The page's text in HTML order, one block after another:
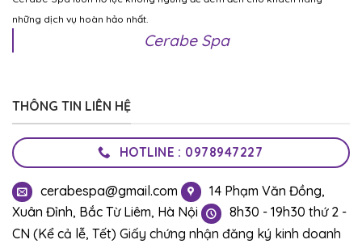
những dịch vụ hoàn hảo nhất.
Cerabe Spa
THÔNG TIN LIÊN HỆ
HOTLINE : 0978947227
cerabespa@gmail.com
14 Phạm Văn Đồng,
Xuân Đỉnh, Bắc Từ Liêm, Hà Nội
8h30 - 19h30 thứ 2 -
CN (Kể cả lễ, Tết) Giấy chứng nhận đăng ký kinh doanh